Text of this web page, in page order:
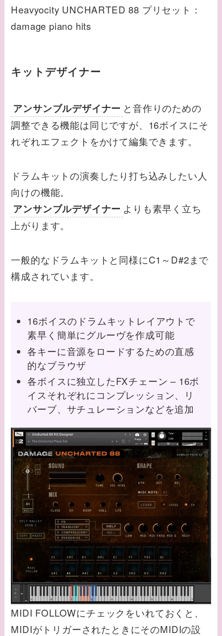
Heavyocity UNCHARTED 88 プリセット：
damage piano hits
キットデザイナー
アンサンブルデザイナー と音作りのための
調整できる機能は同じですが、16ボイスにそ
れぞれエフェクトをかけて編集できます。
ドラムキットの演奏したり打ち込みしたい人
向けの機能。
アンサンブルデザイナー よりも素早く立ち
上がります。
一般的なドラムキットと同様にC1～D#2まで
構成されています。
16ボイスのドラムキットレイアウトで
素早く簡単にグルーヴを作成可能
各キーに音源をロードするための直感
的なブラウザ
各ボイスに独立したFXチェーン – 16ボ
イスそれぞれにコンプレッション、リ
バーブ、サチュレーションなどを追加
MIDI FOLLOWにチェックをいれておくと、
MIDIがトリガーされたときにそのMIDIの設